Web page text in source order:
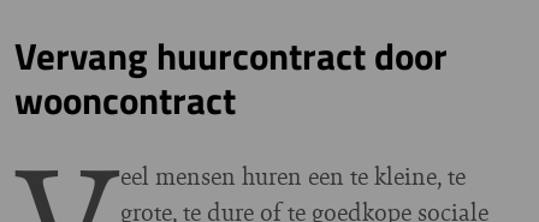
Vervang huurcontract door
wooncontract
eel mensen huren een te kleine, te
grote, te dure of te goedkope sociale